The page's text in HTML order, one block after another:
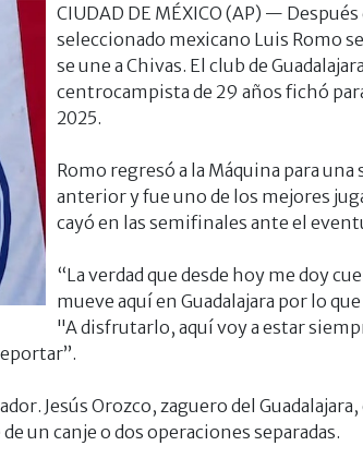
CIUDAD DE MÉXICO (AP) —
seleccionado mexicano Luis Romo
se une a Chivas. El club de
centrocampista de 29 años fichó
2025.
Romo regresó a la Máquina para
anterior y fue uno de los mejores
cayó en las semifinales ante el
“La verdad que desde hoy me doy
mueve aquí en Guadalajara por lo
"A disfrutarlo, aquí voy a estar
Jesús Orozco, zaguero del
un canje o dos operaciones separadas.